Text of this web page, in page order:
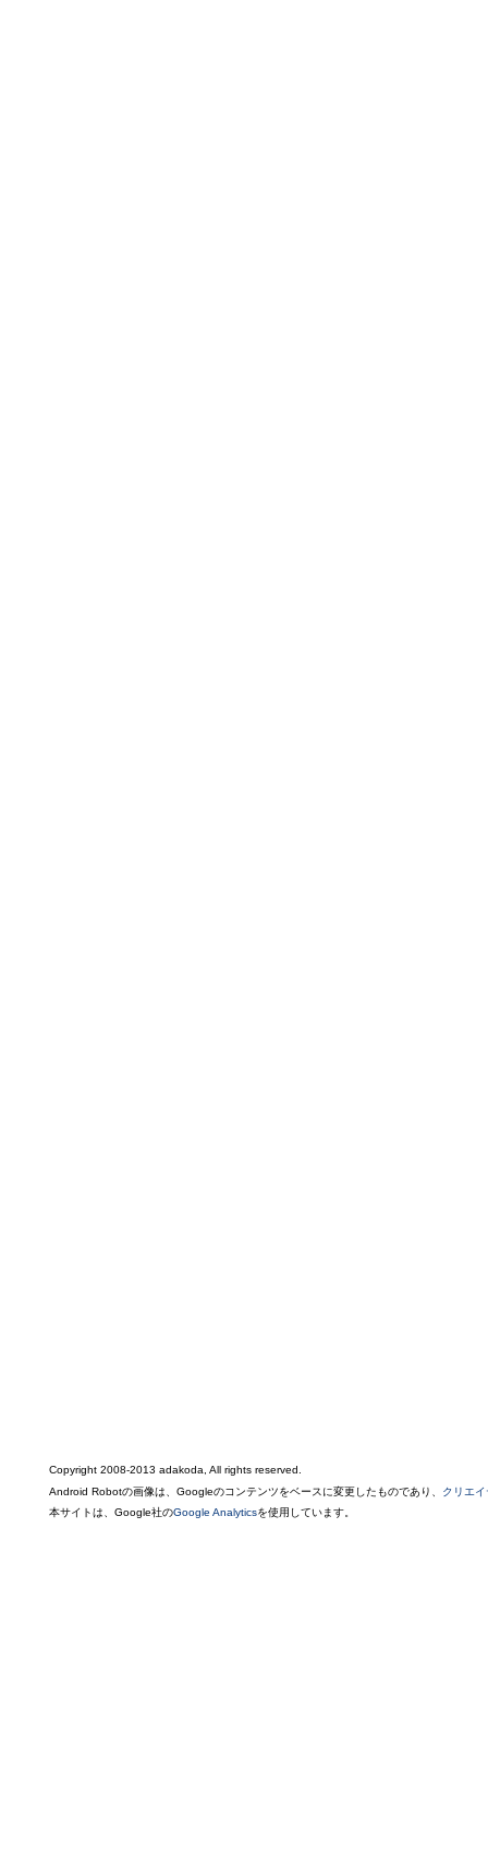
Copyright 2008-2013 adakoda, All rights reserved.
Android Robotの画像は、Googleのコンテンツをベースに変更したものであり、 クリエ
本サイトは、Google社のGoogle Analyticsを使用しています。